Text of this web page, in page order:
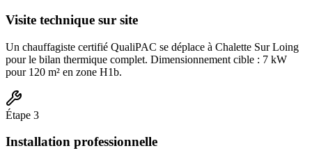
Visite technique sur site
Un chauffagiste certifié QualiPAC se déplace à Chalette Sur Loing
pour le bilan thermique complet. Dimensionnement cible : 7 kW
pour 120 m² en zone H1b.
Étape 3
Installation professionnelle